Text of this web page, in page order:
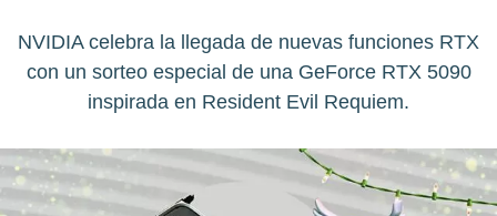
NVIDIA celebra la llegada de nuevas funciones RTX
con un sorteo especial de una GeForce RTX 5090
inspirada en Resident Evil Requiem.